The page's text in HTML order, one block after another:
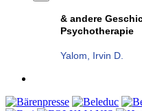
& andere
Psychotherapie
Yalom, Irvin D.